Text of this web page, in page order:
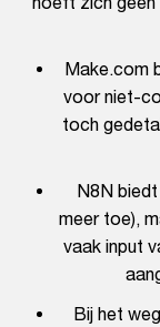
Make.com
voor niet-
toch
N8N
meer toe),
vaak input
Bij het